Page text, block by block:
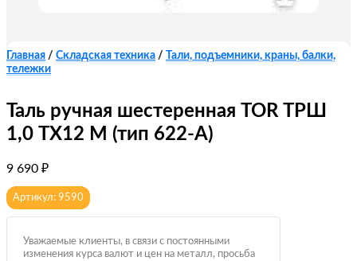
Главная / Складская техника /
Тали, подъемники, краны, балки,
тележки
Таль ручная шестеренная TOR ТРШ
1,0 ТХ12 М (тип 622-A)
9 690 ₽
Артикул: 9590
Уважаемые клиенты, в связи с постоянными
изменения курса валют и цен на металл, просьба